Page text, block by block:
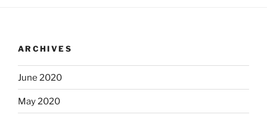
ARCHIVES
June 2020
May 2020